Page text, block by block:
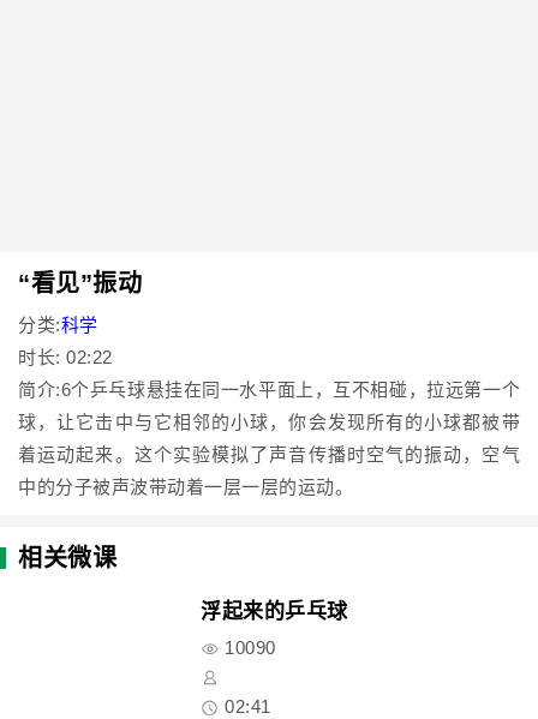
“看见”振动
分类:科学
时长: 02:22
简介:6个乒乓球悬挂在同一水平面上，互不相碰，拉远第一个
球，让它击中与它相邻的小球，你会发现所有的小球都被带
着运动起来。这个实验模拟了声音传播时空气的振动，空气
中的分子被声波带动着一层一层的运动。
相关微课
浮起来的乒乓球
10090
02:41